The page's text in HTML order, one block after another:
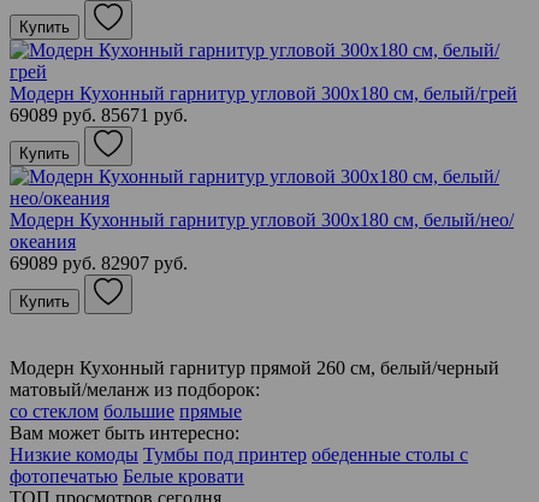
Купить
Модерн Кухонный гарнитур угловой 300х180 см, белый/грей
69089 руб. 85671 руб.
Купить
Модерн Кухонный гарнитур угловой 300х180 см, белый/нео/
океания
69089 руб. 82907 руб.
Купить
Модерн Кухонный гарнитур прямой 260 см, белый/черный
матовый/меланж из подборок:
со стеклом большие прямые
Вам может быть интересно:
Низкие комоды Тумбы под принтер обеденные столы с
фотопечатью Белые кровати
ТОП просмотров сегодня